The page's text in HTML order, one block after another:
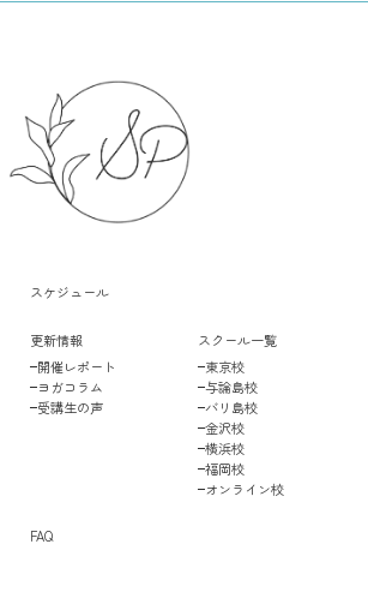
スケジュール
更新情報
開催レポート
ヨガコラム
受講生の声
FAQ
スクール一覧
東京校
与論島校
バリ島校
金沢校
横浜校
福岡校
オンライン校